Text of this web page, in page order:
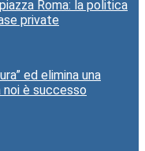
Roma: la politica
private
ed elimina una
noi è successo